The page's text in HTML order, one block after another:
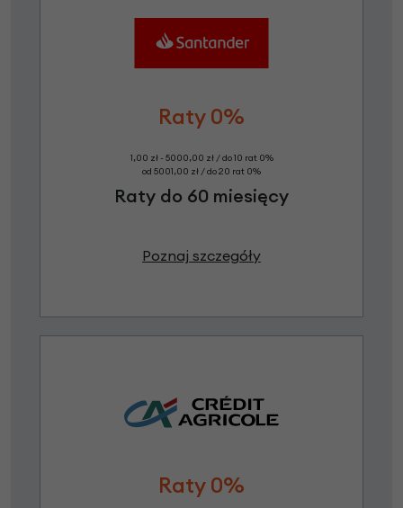
Raty 0%
1,00 zł - 5000,00 zł / do 10 rat 0%
od 5001,00 zł / do 20 rat 0%
Raty do 60 miesięcy
Poznaj szczegóły
Raty 0%